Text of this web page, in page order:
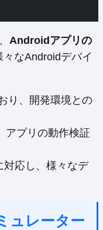
Androidアプリの
なAndroidデバイ
り、開発環境との
アプリの動作検証
対応し、様々なデ
ュレーター